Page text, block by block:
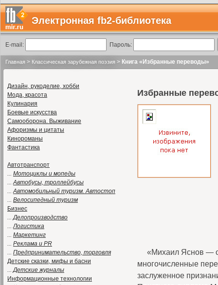
Электронная fb2-библиотека
E-mail: Пароль:
Главная > Классическая зарубежная поэзия > Книга «Избранные переводы»
Дизайн, рукоделие, хобби
Мода, красота
Кулинария
Боевые искусства
Самооборона. Выживание
Афоризмы и цитаты
Кинороманы
Фантастика
Автотранспорт
... Мотоциклы и мопеды
...Автобусы, троллейбусы
...Автомобильный туризм. Автостоп
... Велосипедный туризм
Бизнес
...Делопроизводство
...Логистика
... Маркетинг
... Реклама и PR
... Предпринимательство, торговля
Детские сказки, мифы и басни
...Детские журналы
Информационные технологии
Избранные
«Михаил Яснов —
многочисленные
заслуженное